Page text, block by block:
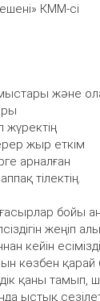
КММ-сі
және
жүректің
жыр еткім
арналған
тілектің.
ғасырлар бойы
жеңіп
кейін
көзбен
қаны тамып,
ыстық